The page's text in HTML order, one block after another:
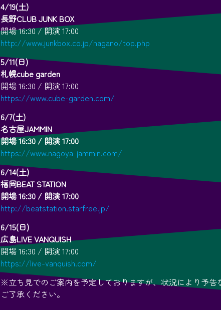
4/19(土)
長野CLUB JUNK BOX
開場 16:30 / 開演 17:00
http://www.junkbox.co.jp/nagano/top.php
5/11(日)
札幌cube garden
開場 16:30 / 開演 17:00
https://www.cube-garden.com/
6/7(土)
名古屋JAMMIN
開場 16:30 / 開演 17:00
https://www.nagoya-jammin.com/
6/14(土)
福岡BEAT STATION
開場 16:30 / 開演 17:00
http://beatstation.starfree.jp/
6/15(日)
広島LIVE VANQUISH
開場 16:30 / 開演 17:00
https://live-vanquish.com/
※立ち見でのご案内を予定しておりますが、状況により予
ご了承ください。